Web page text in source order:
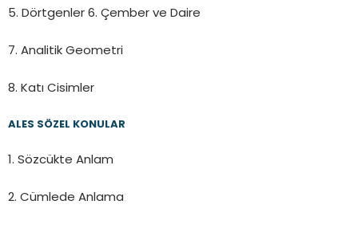
5. Dörtgenler 6. Çember ve Daire
7. Analitik Geometri
8. Katı Cisimler
ALES SÖZEL KONULAR
1. Sözcükte Anlam
2. Cümlede Anlama